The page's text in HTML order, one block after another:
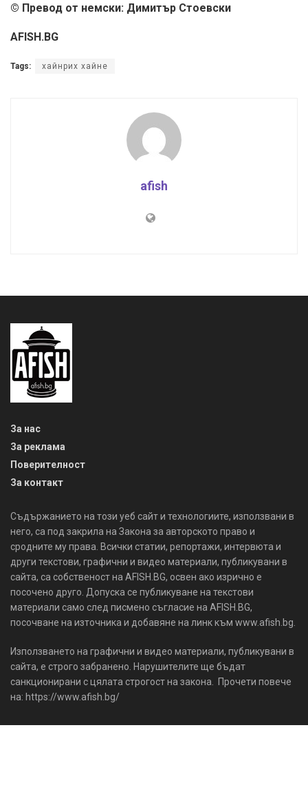
© Превод от немски: Димитър Стоевски
AFISH.BG
Tags: хайнрих хайне
afish
За нас
За реклама
Поверителност
За контакт
Съдържанието на този уеб сайт и технологиите, използвани в
него, са под закрила на Закона за авторското право и
сродните му права. Всички статии, репортажи, интервюта и
други текстови, графични и видео материали, публикувани в
сайта, са собственост на AFISH.BG, освен ако изрично е
посочено друго. Допуска се публикуване на текстови
материали само след писмено съгласие на AFISH.BG,
посочване на източника и добавяне на линк към www.afish.bg.
Използването на графични и видео материали, публикувани в
сайта, е строго забранено. Нарушителите ще бъдат
санкционирани с цялата строгост на закона. Прочети повече
на: https://www.afish.bg/